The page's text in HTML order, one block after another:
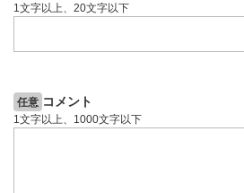
1文字以上、20文字以下
任意 コメント
1文字以上、1000文字以下